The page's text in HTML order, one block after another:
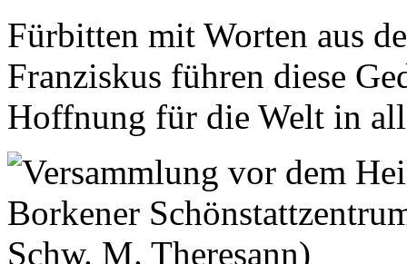
Fürbitten mit Worten aus
Franziskus führen diese
Hoffnung für die Welt in